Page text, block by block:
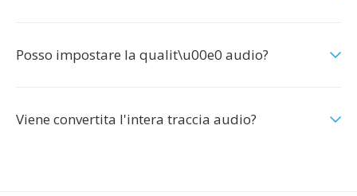
Posso impostare la qualit\u00e0 audio?
Viene convertita l'intera traccia audio?